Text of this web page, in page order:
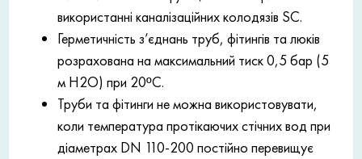
використанні каналізаційних колодязів SC.
Герметичність з’єднань труб, фітингів та люків
розрахована на максимальний тиск 0,5 бар (5
м H2O) при 20ºC.
Труби та фітинги не можна використовувати,
коли температура протікаючих стічних вод при
діаметрах DN 110-200 постійно перевищує